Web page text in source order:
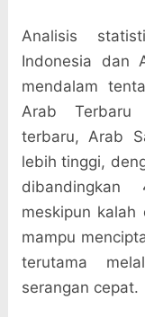
Analisis
Indonesia dan
mendalam
Arab Terbaru
terbaru, Arab
lebih tinggi,
meskipun kalah
mampu
terutama
serangan cepat.